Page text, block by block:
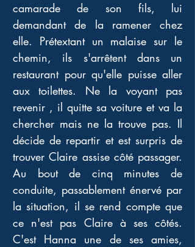
camarade de son fils, lui
demandant de la ramener chez
elle. Prétextant un malaise sur le
chemin, ils s'arrêtent dans un
restaurant pour qu'elle puisse aller
aux toilettes. Ne la voyant pas
revenir , il quitte sa voiture et va la
chercher mais ne la trouve pas. Il
décide de repartir et est surpris de
trouver Claire assise côté passager.
Au bout de cinq minutes de
conduite, passablement énervé par
la situation, il se rend compte que
ce n'est pas Claire à ses côtés.
C'est Hanna une de ses amies,